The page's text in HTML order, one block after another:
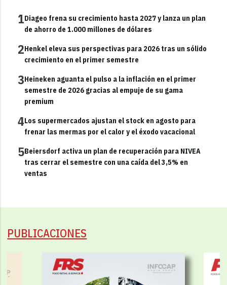
1Diageo frena su crecimiento hasta 2027 y lanza un plan
de ahorro de 1.000 millones de dólares
2Henkel eleva sus perspectivas para 2026 tras un sólido
crecimiento en el primer semestre
3Heineken aguanta el pulso a la inflación en el primer
semestre de 2026 gracias al empuje de su gama
premium
4Los supermercados ajustan el stock en agosto para
frenar las mermas por el calor y el éxodo vacacional
5Beiersdorf activa un plan de recuperación para NIVEA
tras cerrar el semestre con una caída del 3,5% en
ventas
PUBLICACIONES